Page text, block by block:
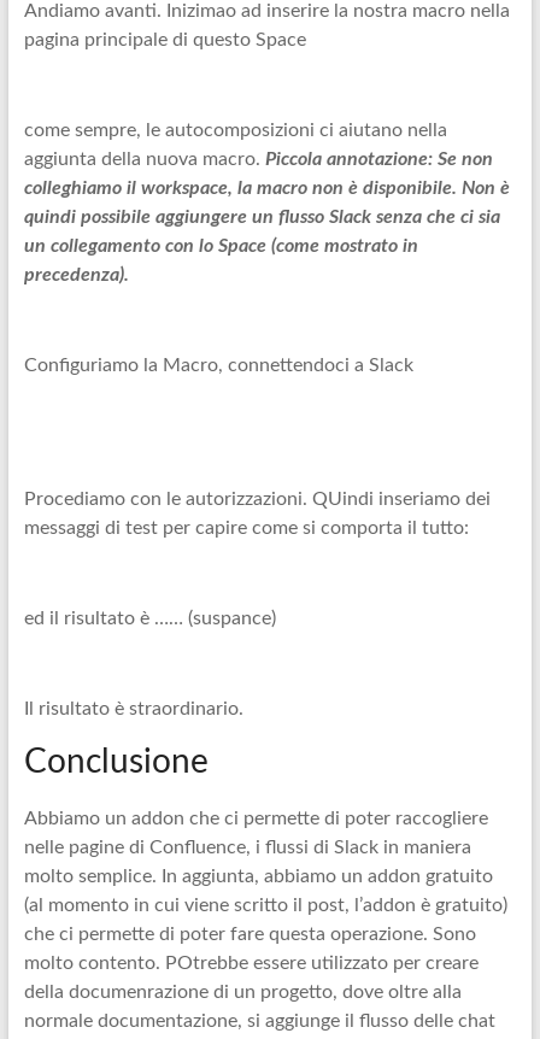
Andiamo avanti. Inizimao ad inserire la nostra macro nella
pagina principale di questo Space
come sempre, le autocomposizioni ci aiutano nella
aggiunta della nuova macro. Piccola annotazione: Se non
colleghiamo il workspace, la macro non è disponibile. Non è
quindi possibile aggiungere un flusso Slack senza che ci sia
un collegamento con lo Space (come mostrato in
precedenza).
Configuriamo la Macro, connettendoci a Slack
Procediamo con le autorizzazioni. QUindi inseriamo dei
messaggi di test per capire come si comporta il tutto:
ed il risultato è …… (suspance)
Il risultato è straordinario.
Conclusione
Abbiamo un addon che ci permette di poter raccogliere
nelle pagine di Confluence, i flussi di Slack in maniera
molto semplice. In aggiunta, abbiamo un addon gratuito
(al momento in cui viene scritto il post, l’addon è gratuito)
che ci permette di poter fare questa operazione. Sono
molto contento. POtrebbe essere utilizzato per creare
della documenrazione di un progetto, dove oltre alla
normale documentazione, si aggiunge il flusso delle chat